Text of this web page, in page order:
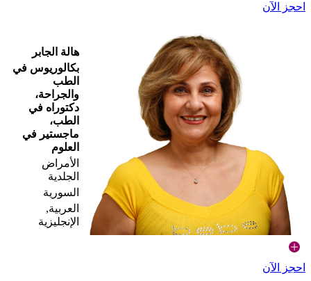
احجز الآن
هالة الجابر
بكالوريوس في
الطب
والجراحة،
دكتوراه في
الطب،
ماجستير في
العلوم
الأمراض
الجلدية
السورية
العربية,
الإنجليزية
احجز الآن